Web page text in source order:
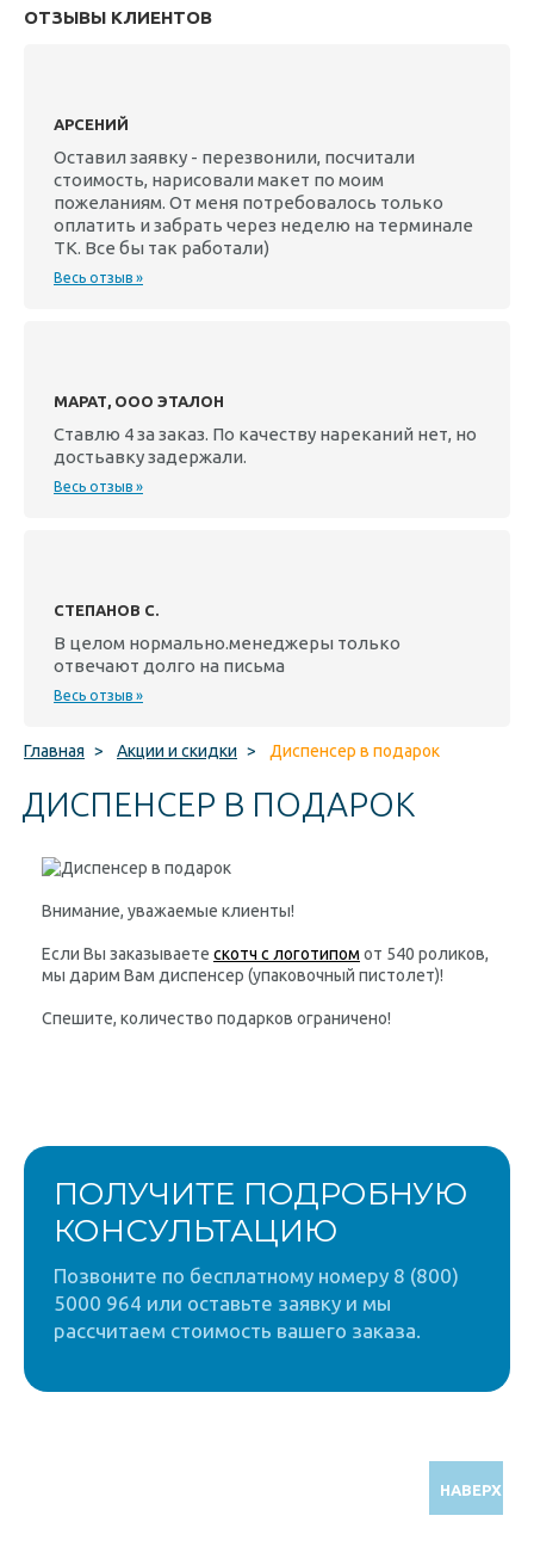
ОТЗЫВЫ КЛИЕНТОВ
АРСЕНИЙ
Оставил заявку - перезвонили, посчитали
стоимость, нарисовали макет по моим
пожеланиям. От меня потребовалось только
оплатить и забрать через неделю на терминале
ТК. Все бы так работали)
Весь отзыв »
МАРАТ, ООО ЭТАЛОН
Ставлю 4 за заказ. По качеству нареканий нет, но
достьавку задержали.
Весь отзыв »
СТЕПАНОВ С.
В целом нормально.менеджеры только
отвечают долго на письма
Весь отзыв »
Главная > Акции и скидки > Диспенсер в подарок
ДИСПЕНСЕР В ПОДАРОК
Внимание, уважаемые клиенты!
Если Вы заказываете скотч с логотипом от 540 роликов,
мы дарим Вам диспенсер (упаковочный пистолет)!
Спешите, количество подарков ограничено!
ПОЛУЧИТЕ ПОДРОБНУЮ
КОНСУЛЬТАЦИЮ
Позвоните по бесплатному номеру 8 (800)
5000 964 или оставьте заявку и мы
рассчитаем стоимость вашего заказа.
НАВЕРХ